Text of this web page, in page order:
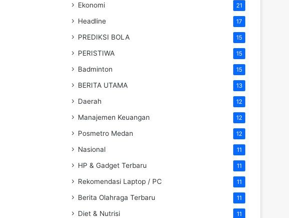
Ekonomi 21
Headline 17
PREDIKSI BOLA 15
PERISTIWA 15
Badminton 15
BERITA UTAMA 13
Daerah 12
Manajemen Keuangan 12
Posmetro Medan 12
Nasional 11
HP & Gadget Terbaru 11
Rekomendasi Laptop / PC 11
Berita Olahraga Terbaru 11
Diet & Nutrisi 11